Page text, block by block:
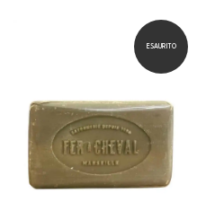
ESAURITO